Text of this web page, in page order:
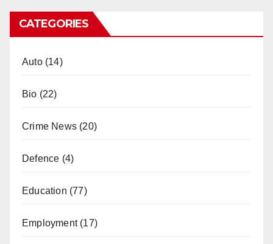
CATEGORIES
Auto(14)
Bio (22)
Crime News (20)
Defence (4)
Education (77)
Employment(17)